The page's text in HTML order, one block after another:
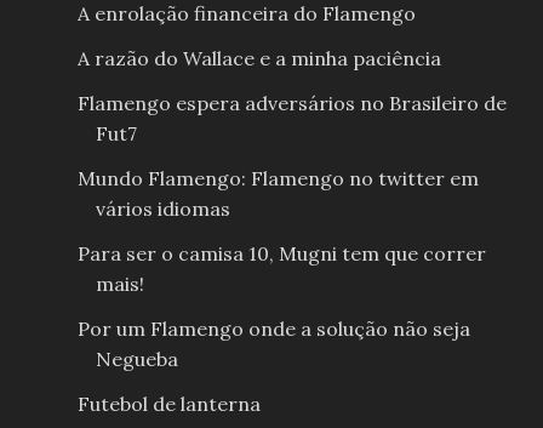
A enrolação financeira do Flamengo
A razão do Wallace e a minha paciência
Flamengo espera adversários no Brasileiro de
Fut7
Mundo Flamengo: Flamengo no twitter em
vários idiomas
Para ser o camisa 10, Mugni tem que correr
mais!
Por um Flamengo onde a solução não seja
Negueba
Futebol de lanterna